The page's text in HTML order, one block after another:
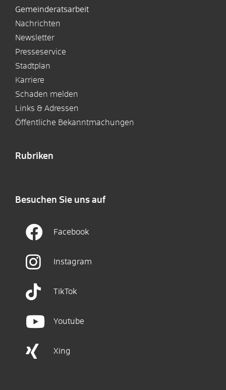
Gemeinderatsarbeit
Nachrichten
Newsletter
Presseservice
Stadtplan
Karriere
Schaden melden
Links & Adressen
Öffentliche Bekanntmachungen
Rubriken
Besuchen Sie uns auf
Facebook
Instagram
TikTok
Youtube
Xing